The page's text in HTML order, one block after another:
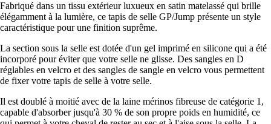
Fabriqué dans un tissu extérieur luxueux en satin matelassé qui brille
élégamment à la lumière, ce tapis de selle GP/Jump présente un style
caractéristique pour une finition suprême.
La section sous la selle est dotée d'un gel imprimé en silicone qui a été
incorporé pour éviter que votre selle ne glisse. Des sangles en D
réglables en velcro et des sangles de sangle en velcro vous permettent
de fixer votre tapis de selle à votre selle.
Il est doublé à moitié avec de la laine mérinos fibreuse de catégorie 1,
capable d'absorber jusqu'à 30 % de son propre poids en humidité, ce